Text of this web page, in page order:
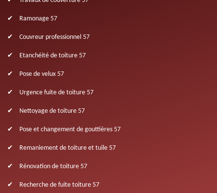
Ramonage 57
Couvreur professionnel 57
Etanchéité de toiture 57
Pose de velux 57
Urgence fuite de toiture 57
Nettoyage de toiture 57
Pose et changement de gouttières 57
Remaniement de toiture et tuile 57
Rénovation de toiture 57
Recherche de fuite toiture 57